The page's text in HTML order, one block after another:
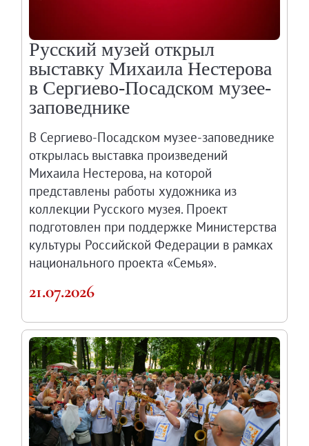
Русский музей открыл
выставку Михаила Нестерова
в Сергиево-Посадском музее-
заповеднике
В Сергиево-Посадском музее-заповеднике
открылась выставка произведений
Михаила Нестерова, на которой
представлены работы художника из
коллекции Русского музея. Проект
подготовлен при поддержке Министерства
культуры Российской Федерации в рамках
национального проекта «Семья».
21.07.2026